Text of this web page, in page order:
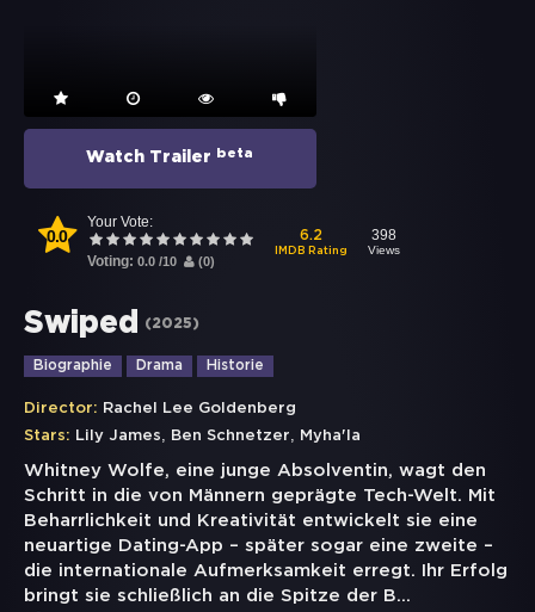
Watch Trailer beta
0.0
Your Vote:
Voting: 0.0 /10 (0)
6.2
IMDB Rating
398
Views
Swiped (2025)
Biographie Drama Historie
Director: Rachel Lee Goldenberg
Stars: Lily James, Ben Schnetzer, Myha'la
Whitney Wolfe, eine junge Absolventin, wagt den
Schritt in die von Männern geprägte Tech-Welt. Mit
Beharrlichkeit und Kreativität entwickelt sie eine
neuartige Dating-App – später sogar eine zweite –
die internationale Aufmerksamkeit erregt. Ihr Erfolg
bringt sie schließlich an die Spitze der B...